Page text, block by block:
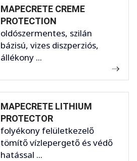
MAPECRETE CREME
PROTECTION
oldószermentes, szilán
bázisú, vizes diszperziós,
állékony ...
MAPECRETE LITHIUM
PROTECTOR
folyékony felületkezelő
tömítő vízlepergető és védő
hatással ...